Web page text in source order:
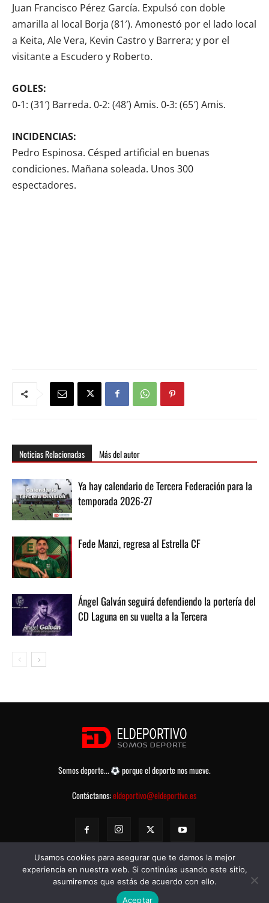
Juan Francisco Pérez García. Expulsó con doble
amarilla al local Borja (81′). Amonestó por el lado local
a Keita, Ale Vera, Kevin Castro y Barrera; y por el
visitante a Escudero y Roberto.
GOLES:
0-1: (31′) Barreda. 0-2: (48′) Amis. 0-3: (65′) Amis.
INCIDENCIAS:
Pedro Espinosa. Césped artificial en buenas
condiciones. Mañana soleada. Unos 300
espectadores.
Noticias Relacionadas Más del autor
Ya hay calendario de Tercera Federación para la
temporada 2026-27
Fede Manzi, regresa al Estrella CF
Ángel Galván seguirá defendiendo la portería del
CD Laguna en su vuelta a la Tercera
Somos deporte...
porque el deporte nos mueve.
Contáctanos:eldeportivo@eldeportivo.es
© eldeportivo.es 2008 - 2025 Todos los Derechos Reservados -
Usamos cookies para asegurar que te damos la mejor
experiencia en nuestra web. Si continúas usando este sitio,
asumiremos que estás de acuerdo con ello.
Aceptar